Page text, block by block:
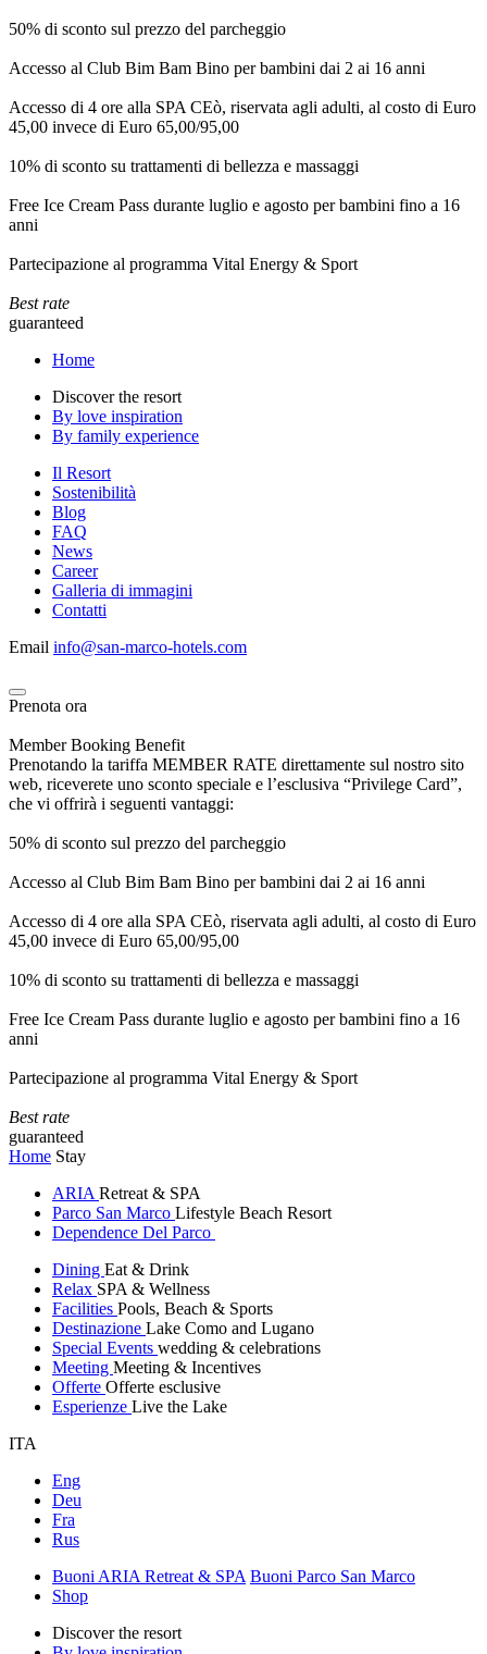
50% di sconto sul prezzo del parcheggio
Accesso al Club Bim Bam Bino per bambini dai 2 ai 16 anni
Accesso di 4 ore alla SPA CEò, riservata agli adulti, al costo di Euro
45,00 invece di Euro 65,00/95,00
10% di sconto su trattamenti di bellezza e massaggi
Free Ice Cream Pass durante luglio e agosto per bambini fino a 16
anni
Partecipazione al programma Vital Energy & Sport
Best rate
guaranteed
Home
Discover the resort
By love inspiration
By family experience
Il Resort
Sostenibilità
Blog
FAQ
News
Career
Galleria di immagini
Contatti
Email info@san-marco-hotels.com
Prenota ora
Member Booking Benefit
Prenotando la tariffa MEMBER RATE direttamente sul nostro sito
web, riceverete uno sconto speciale e l’esclusiva “Privilege Card”,
che vi offrirà i seguenti vantaggi:
50% di sconto sul prezzo del parcheggio
Accesso al Club Bim Bam Bino per bambini dai 2 ai 16 anni
Accesso di 4 ore alla SPA CEò, riservata agli adulti, al costo di Euro
45,00 invece di Euro 65,00/95,00
10% di sconto su trattamenti di bellezza e massaggi
Free Ice Cream Pass durante luglio e agosto per bambini fino a 16
anni
Partecipazione al programma Vital Energy & Sport
Best rate
guaranteed
Home Stay
ARIA Retreat & SPA
Parco San Marco Lifestyle Beach Resort
Dependence Del Parco
Dining Eat & Drink
Relax SPA & Wellness
Facilities Pools, Beach & Sports
Destinazione Lake Como and Lugano
Special Events wedding & celebrations
Meeting Meeting & Incentives
Offerte Offerte esclusive
Esperienze Live the Lake
ITA
Eng
Deu
Fra
Rus
Buoni ARIA Retreat & SPA Buoni Parco San Marco
Shop
Discover the resort